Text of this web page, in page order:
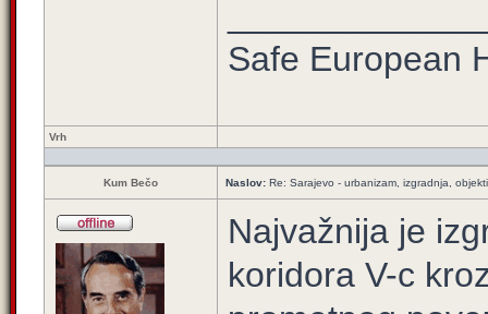
Safe European
Vrh
Kum Bečo Naslov: Re: Sarajevo - urbanizam, izgradnja,
Najvažnija je
koridora V-c